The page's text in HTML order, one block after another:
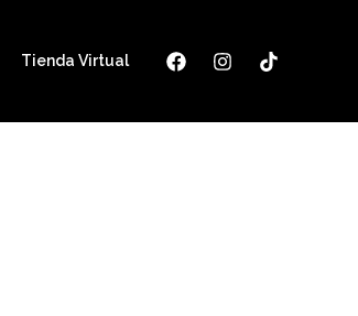
Tienda Virtual